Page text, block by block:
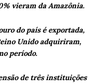
vieram da Amazônia.
do país é exportada,
Unido adquiriram,
período.
de três instituições